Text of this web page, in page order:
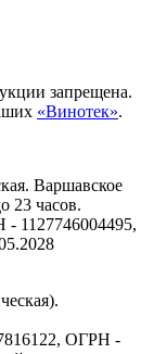
запрещена.
«Винотек».
Варшавское
23 часов.
1127746004495,
ОГРН -